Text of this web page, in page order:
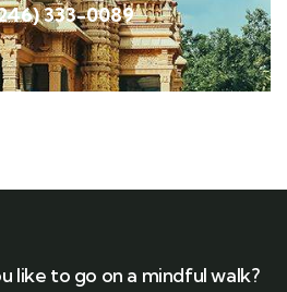
333-0089
like to go on a mindful walk?